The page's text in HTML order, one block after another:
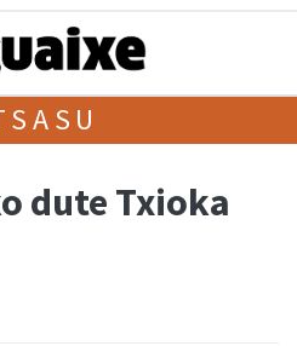
dute Txioka